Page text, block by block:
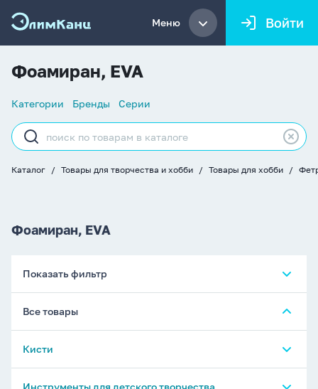
Меню Войти
Фоамиран, EVA
Список
Категории Бренды Серии
Строка
поиска
Каталог Товары для творчества и хобби Товары для хобби
Фоамиран, EVA
Показать фильтр
Все товары
Кисти
Пеналы для кистей
Инструменты для детского творчества